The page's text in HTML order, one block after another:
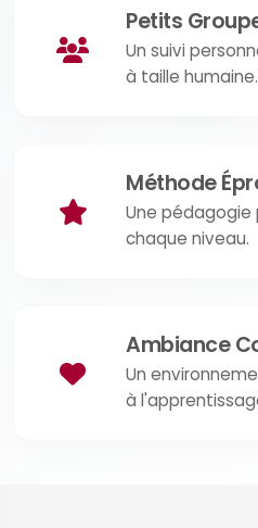
Petits
Un suivi
à taille humaine.
Méthode
Une
chaque niveau.
Ambiance
Un
à